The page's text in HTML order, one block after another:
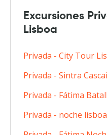
Excursiones
Lisboa
Privada - City Tour
Privada - Sintra
Privada - Fátima
Privada - noche